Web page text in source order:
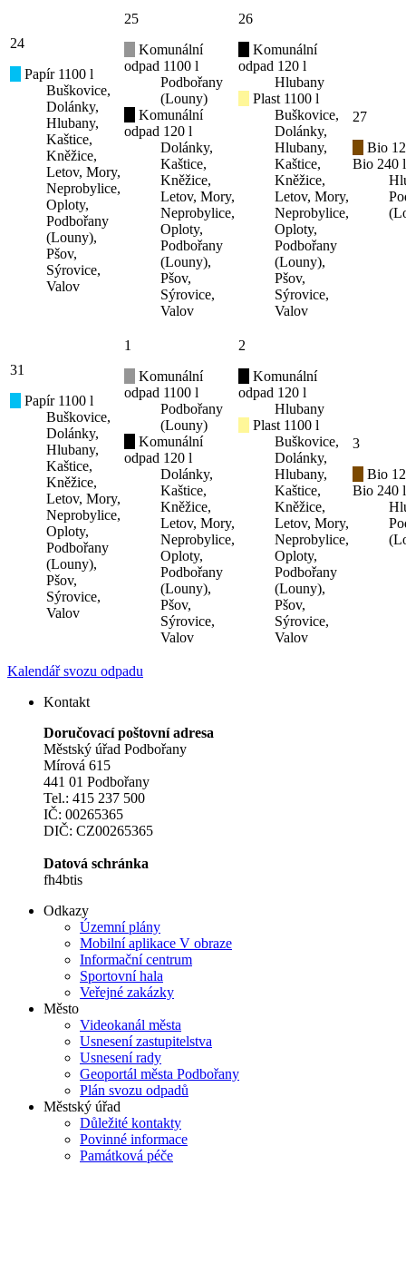
24
Papír 1100 l
Buškovice,
Dolánky,
Hlubany,
Kaštice,
Kněžice,
Letov, Mory,
Neprobylice,
Oploty,
Podbořany
(Louny),
Pšov,
Sýrovice,
Valov
25
Komunální
odpad 1100 l
Podbořany
(Louny)
Komunální
odpad 120 l
Dolánky,
Kaštice,
Kněžice,
Letov, Mory,
Neprobylice,
Oploty,
Podbořany
(Louny),
Pšov,
Sýrovice,
Valov
26
Komunální
odpad 120 l
Hlubany
Plast 1100 l
Buškovice,
Dolánky,
Hlubany,
Kaštice,
Kněžice,
Letov, Mory,
Neprobylice,
Oploty,
Podbořany
(Louny),
Pšov,
Sýrovice,
Valov
27
Bio
Bio 240 l
31
Papír 1100 l
Buškovice,
Dolánky,
Hlubany,
Kaštice,
Kněžice,
Letov, Mory,
Neprobylice,
Oploty,
Podbořany
(Louny),
Pšov,
Sýrovice,
Valov
1
Komunální
odpad 1100 l
Podbořany
(Louny)
Komunální
odpad 120 l
Dolánky,
Kaštice,
Kněžice,
Letov, Mory,
Neprobylice,
Oploty,
Podbořany
(Louny),
Pšov,
Sýrovice,
Valov
2
Komunální
odpad 120 l
Hlubany
Plast 1100 l
Buškovice,
Dolánky,
Hlubany,
Kaštice,
Kněžice,
Letov, Mory,
Neprobylice,
Oploty,
Podbořany
(Louny),
Pšov,
Sýrovice,
Valov
3
Bio
Bio 240 l
Kalendář svozu odpadu
Kontakt
Doručovací poštovní adresa
Městský úřad Podbořany
Mírová 615
441 01 Podbořany
Tel.: 415 237 500
IČ: 00265365
DIČ: CZ00265365
Datová schránka
fh4btis
Odkazy
Územní plány
Mobilní aplikace V obraze
Informační centrum
Sportovní hala
Veřejné zakázky
Město
Videokanál města
Usnesení zastupitelstva
Usnesení rady
Geoportál města Podbořany
Plán svozu odpadů
Městský úřad
Důležité kontakty
Povinné informace
Památková péče